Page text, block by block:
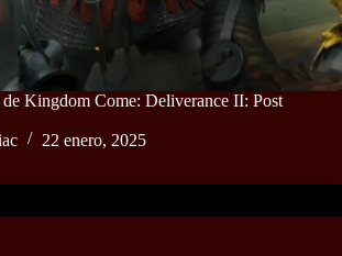
de Kingdom Come: Deliverance II: Post
22 enero, 2025